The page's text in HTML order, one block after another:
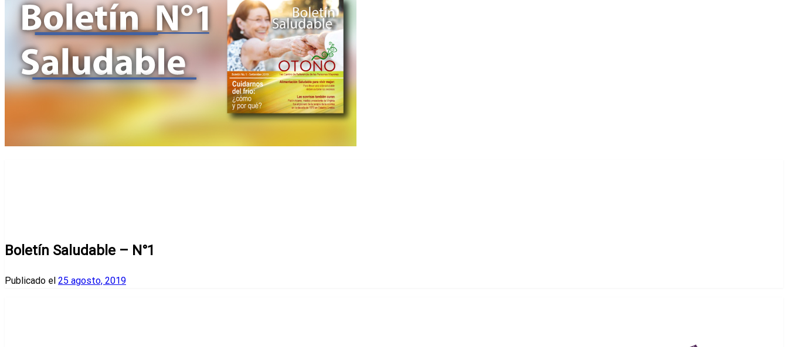
Boletín Saludable – N°1
Publicado el 25 agosto, 2019